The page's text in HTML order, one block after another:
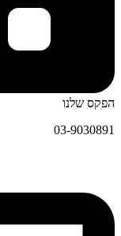
הפקס שלנו
03-9030891